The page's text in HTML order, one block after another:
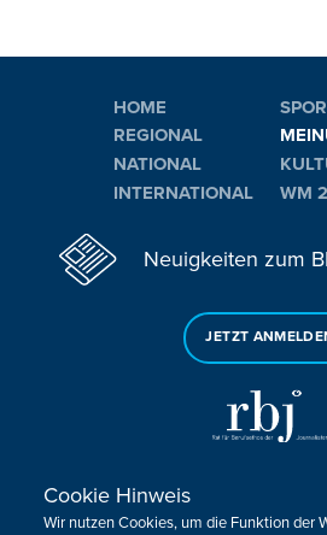
HOME
REGIONAL
NATIONAL
INTERNATIONAL
WM
Neuigkeiten zum
JETZT
Sie haben noch Fragen oder
Cookie Hinweis
Wir nutzen Cookies, um die Funktion der